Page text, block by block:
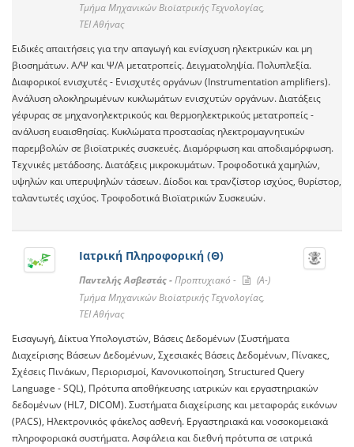
Τμήμα Μηχανικών Βιοϊατρικής Τεχνολογίας,
ΤΕΙ Αθήνας
Ειδικές απαιτήσεις για την απαγωγή και ενίσχυση ηλεκτρικών και μη
βιοσημάτων. Α/Ψ και Ψ/Α μετατροπείς. Δειγματοληψία. Πολυπλεξία.
Διαφορικοί ενισχυτές - Ενισχυτές οργάνων (Instrumentation amplifiers).
Ανάλυση ολοκληρωμένων κυκλωμάτων ενισχυτών οργάνων. Διατάξεις
γέφυρας σε μηχανοηλεκτρικούς και θερμοηλεκτρικούς μετατροπείς -
ανάλυση ευαισθησίας. Κυκλώματα προστασίας ηλεκτρομαγνητικών
παρεμβολών σε βιοϊατρικές συσκευές. Διαμόρφωση και αποδιαμόρφωση.
Τεχνικές μετάδοσης. Διατάξεις μικροκυμάτων. Τροφοδοτικά χαμηλών,
υψηλών και υπερυψηλών τάσεων. Δίοδοι και τρανζίστορ ισχύος, θυρίστορ,
ταλαντωτές ισχύος. Τροφοδοτικά Βιοϊατρικών Συσκευών.
Ιατρική Πληροφορική (Θ)
Παντελής Ασβεστάς -Προπτυχιακό -
(A-)
Τμήμα Μηχανικών Βιοϊατρικής Τεχνολογίας,
ΤΕΙ Αθήνας
Εισαγωγή, Δίκτυα Υπολογιστών, Βάσεις Δεδομένων (Συστήματα
Διαχείρισης Βάσεων Δεδομένων, Σχεσιακές Βάσεις Δεδομένων, Πίνακες,
Σχέσεις Πινάκων, Περιορισμοί, Κανονικοποίηση, Structured Query
Language - SQL), Πρότυπα αποθήκευσης ιατρικών και εργαστηριακών
δεδομένων (HL7, DICOM). Συστήματα διαχείρισης και μεταφοράς εικόνων
(PACS), Ηλεκτρονικός φάκελος ασθενή. Εργαστηριακά και νοσοκομειακά
πληροφοριακά συστήματα. Ασφάλεια και διεθνή πρότυπα σε ιατρικά